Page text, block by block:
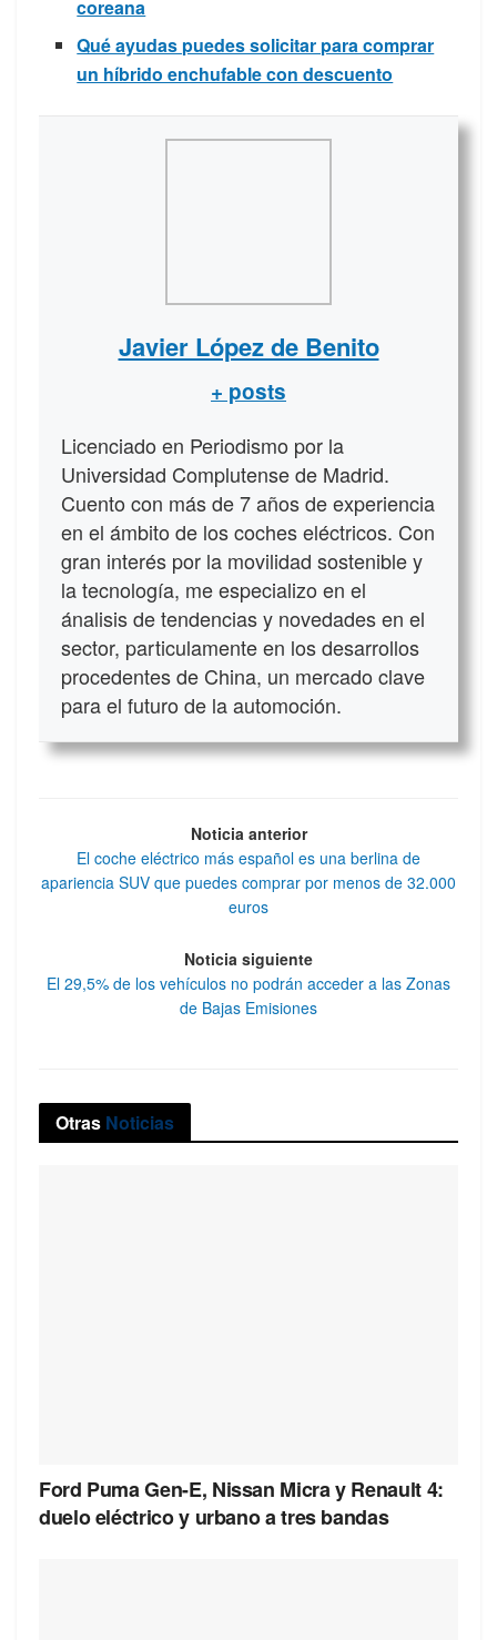
coreana
Qué ayudas puedes solicitar para comprar
un híbrido enchufable con descuento
Javier López de Benito
+ posts
Licenciado en Periodismo por la
Universidad Complutense de Madrid.
Cuento con más de 7 años de experiencia
en el ámbito de los coches eléctricos. Con
gran interés por la movilidad sostenible y
la tecnología, me especializo en el
ánalisis de tendencias y novedades en el
sector, particulamente en los desarrollos
procedentes de China, un mercado clave
para el futuro de la automoción.
Noticia anterior
El coche eléctrico más español es una berlina de
apariencia SUV que puedes comprar por menos de 32.000
euros
Noticia siguiente
El 29,5% de los vehículos no podrán acceder a las Zonas
de Bajas Emisiones
Otras Noticias
Ford Puma Gen-E, Nissan Micra y Renault 4:
duelo eléctrico y urbano a tres bandas